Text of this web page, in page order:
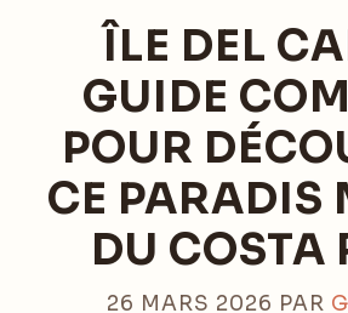
ÎLE DEL
GUIDE
POUR
CE PARADIS
DU COSTA
26 MARS 2026 PAR